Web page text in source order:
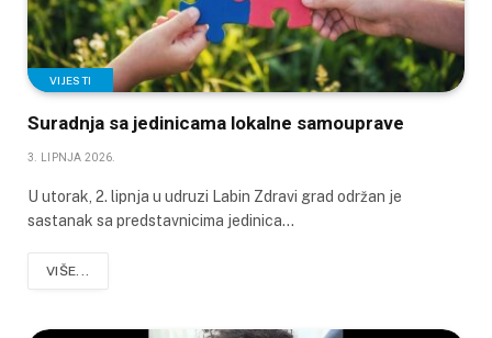
VIJESTI
Suradnja sa jedinicama lokalne samouprave
3. LIPNJA 2026.
U utorak, 2. lipnja u udruzi Labin Zdravi grad održan je
sastanak sa predstavnicima jedinica…
VIŠE...